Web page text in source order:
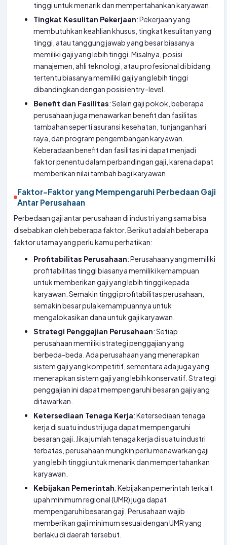
tinggi untuk menarik dan mempertahankan karyawan.
Tingkat Kesulitan Pekerjaan: Pekerjaan yang
membutuhkan keahlian khusus, tingkat kesulitan yang
tinggi, atau tanggung jawab yang besar biasanya
memiliki gaji yang lebih tinggi. Misalnya, posisi
manajemen, ahli teknologi, atau profesional di bidang
tertentu biasanya memiliki gaji yang lebih tinggi
dibandingkan dengan posisi entry-level.
Benefit dan Fasilitas: Selain gaji pokok, beberapa
perusahaan juga menawarkan benefit dan fasilitas
tambahan seperti asuransi kesehatan, tunjangan hari
raya, dan program pengembangan karyawan.
Keberadaan benefit dan fasilitas ini dapat menjadi
faktor penentu dalam perbandingan gaji, karena dapat
memberikan nilai tambah bagi karyawan.
Faktor-Faktor yang Mempengaruhi Perbedaan Gaji
Antar Perusahaan
Perbedaan gaji antar perusahaan di industri yang sama bisa
disebabkan oleh beberapa faktor. Berikut adalah beberapa
faktor utama yang perlu kamu perhatikan:
Profitabilitas Perusahaan: Perusahaan yang memiliki
profitabilitas tinggi biasanya memiliki kemampuan
untuk memberikan gaji yang lebih tinggi kepada
karyawan. Semakin tinggi profitabilitas perusahaan,
semakin besar pula kemampuannya untuk
mengalokasikan dana untuk gaji karyawan.
Strategi Penggajian Perusahaan: Setiap
perusahaan memiliki strategi penggajian yang
berbeda-beda. Ada perusahaan yang menerapkan
sistem gaji yang kompetitif, sementara ada juga yang
menerapkan sistem gaji yang lebih konservatif. Strategi
penggajian ini dapat mempengaruhi besaran gaji yang
ditawarkan.
Ketersediaan Tenaga Kerja: Ketersediaan tenaga
kerja di suatu industri juga dapat mempengaruhi
besaran gaji. Jika jumlah tenaga kerja di suatu industri
terbatas, perusahaan mungkin perlu menawarkan gaji
yang lebih tinggi untuk menarik dan mempertahankan
karyawan.
Kebijakan Pemerintah: Kebijakan pemerintah terkait
upah minimum regional (UMR) juga dapat
mempengaruhi besaran gaji. Perusahaan wajib
memberikan gaji minimum sesuai dengan UMR yang
berlaku di daerah tersebut.